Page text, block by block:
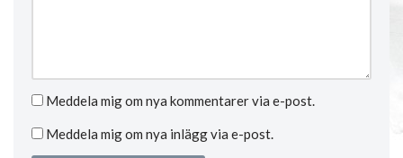
Meddela mig om nya kommentarer via e-post.
Meddela mig om nya inlägg via e-post.